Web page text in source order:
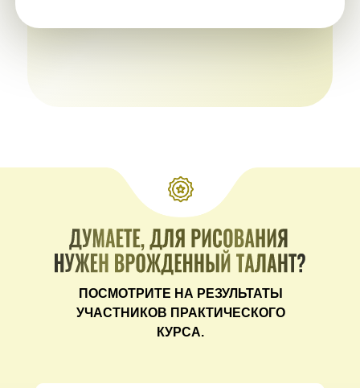
ПОСМОТРИТЕ НА РЕЗУЛЬТАТЫ
УЧАСТНИКОВ ПРАКТИЧЕСКОГО
КУРСА.